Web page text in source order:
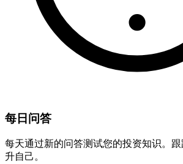
每日问答
每天通过新的问答测试您的投资知识。
升自己。